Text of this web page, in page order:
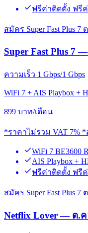
ฟรีค่าติดตั้ง ฟรี
สมัคร Super Fast Plus
Super Fast Plus 7
ความเร็ว 1 Gbps/1 Gbps
WiFi 7 + AIS Playbox +
899 บาท/เดือน
*ราคาไม่รวม VAT 7%
WiFi 7 BE3600
AIS Playbox +
ฟรีค่าติดตั้ง ฟรี
สมัคร Super Fast Plus
Netflix Lover — ต.ค